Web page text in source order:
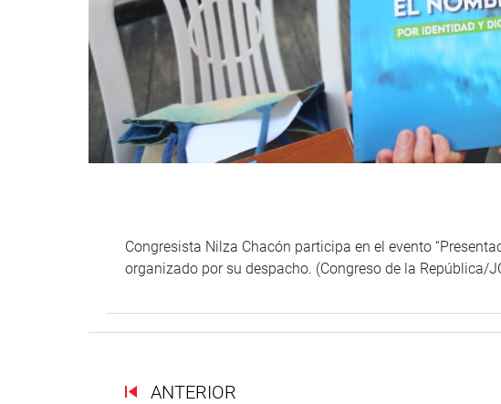
Congresista Nilza Chacón participa en el evento
organizado por su despacho. (Congreso de la República/
ANTERIOR